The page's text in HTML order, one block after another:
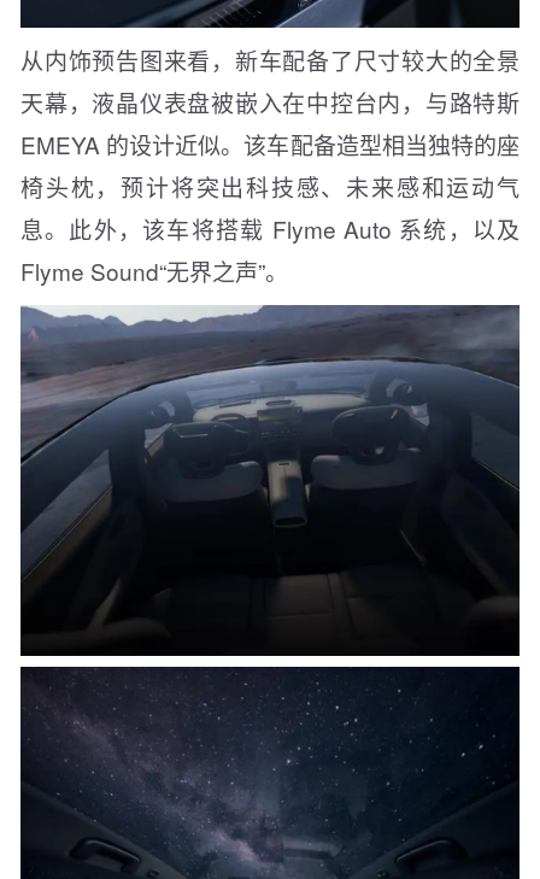
从内饰预告图来看，新车配备了尺寸较大的全景
天幕，液晶仪表盘被嵌入在中控台内，与路特斯
EMEYA 的设计近似。该车配备造型相当独特的座
椅头枕，预计将突出科技感、未来感和运动气
息。此外，该车将搭载 Flyme Auto 系统，以及
Flyme Sound“无界之声”。